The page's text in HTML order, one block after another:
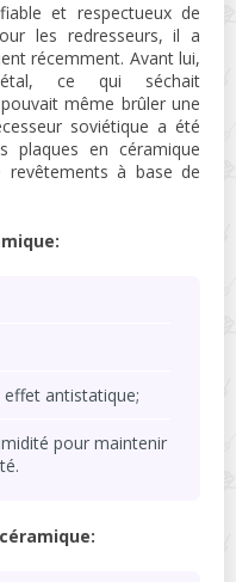
et respectueux de
les redresseurs, il a
récemment. Avant lui,
ce qui séchait
même brûler une
soviétique a été
plaques en céramique
à base de
antistatique;
pour maintenir